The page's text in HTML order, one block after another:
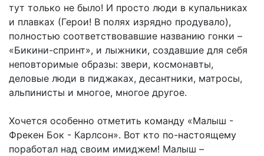
тут только не было! И просто люди в купальниках
и плавках (Герои! В полях изрядно продувало),
полностью соответствовавшие названию гонки –
«Бикини-спринт», и лыжники, создавшие для себя
неповторимые образы: звери, космонавты,
деловые люди в пиджаках, десантники, матросы,
альпинисты и многое, многое другое.
Хочется особенно отметить команду «Малыш -
Фрекен Бок - Карлсон». Вот кто по-настоящему
поработал над своим имиджем! Малыш –